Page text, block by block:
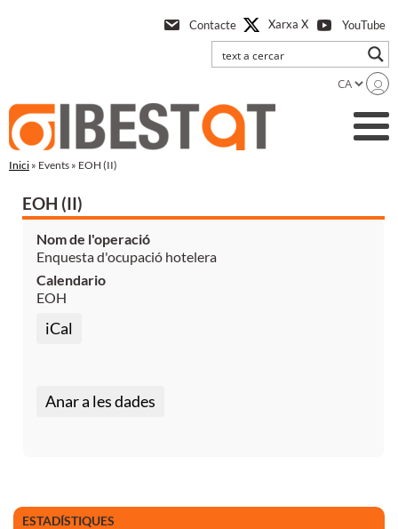
a
l'contingut
Contacte Xarxa X YouTube
Inici » Events » EOH (II)
EOH (II)
Nom de l'operació
Enquesta d'ocupació hotelera
Calendario
EOH
iCal
Anar a les dades
ESTADÍSTIQUES